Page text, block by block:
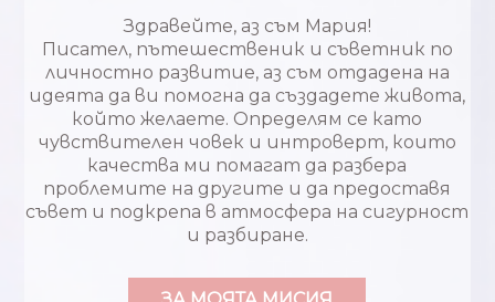
Здравейте, аз съм Мария!
Писател, пътешественик и съветник по
личностно развитие, аз съм отдадена на
идеята да ви помогна да създадете живота,
който желаете. Определям се като
чувствителен човек и интроверт, които
качества ми помагат да разбера
проблемите на другите и да предоставя
съвет и подкрепа в атмосфера на сигурност
и разбиране.